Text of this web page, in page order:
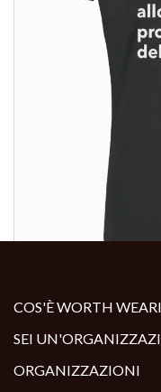
COS'È WORTH
SEI
ORGANIZZAZIONI